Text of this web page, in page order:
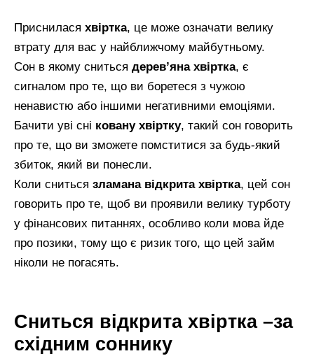
Приснилася хвіртка, це може означати велику
втрату для вас у найближчому майбутньому.
Сон в якому сниться дерев’яна хвіртка, є
сигналом про те, що ви боретеся з чужою
ненавистю або іншими негативними емоціями.
Бачити уві сні ковану хвіртку, такий сон говорить
про те, що ви зможете помститися за будь-який
збиток, який ви понесли.
Коли сниться зламана відкрита хвіртка, цей сон
говорить про те, щоб ви проявили велику турботу
у фінансових питаннях, особливо коли мова йде
про позики, тому що є ризик того, що цей займ
ніколи не погасять.
Сниться відкрита хвіртка –за
східним соннику